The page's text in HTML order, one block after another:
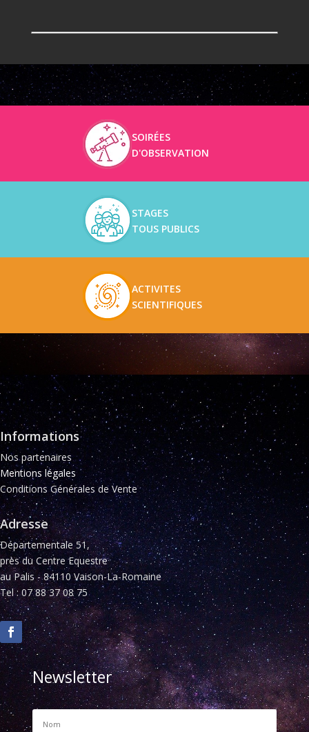
SOIRÉES
D'OBSERVATION
STAGES
TOUS PUBLICS
ACTIVITES
SCIENTIFIQUES
Informations
Nos partenaires
Mentions légales
Conditions Générales de Vente
Adresse
Départementale 51,
près du Centre Equestre
au Palis - 84110 Vaison-La-Romaine
Tel : 07 88 37 08 75
Newsletter